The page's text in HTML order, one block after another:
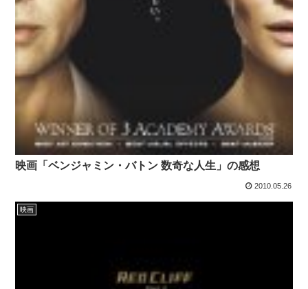
映画「ベンジャミン・バトン 数奇な人生」の感想
2010.05.26
映画